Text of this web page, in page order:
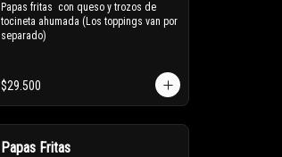
Papas fritas  con queso y trozos de
tocineta ahumada (Los toppings van por
separado)
$29.500
Papas Fritas